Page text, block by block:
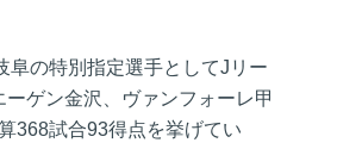
阜の特別指定選手としてJリー
ゲン金沢、ヴァンフォーレ甲
368試合93得点を挙げてい